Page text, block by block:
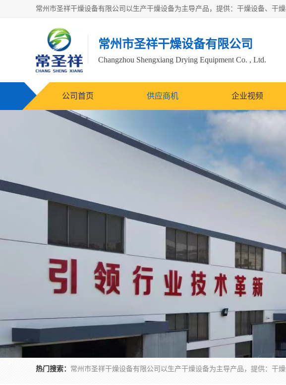
常州市圣祥干燥设备有限公司
Changzhou Shengxiang Drying Equipment Co. , Ltd.
公司首页 供应商机 企业视频
热门搜索：